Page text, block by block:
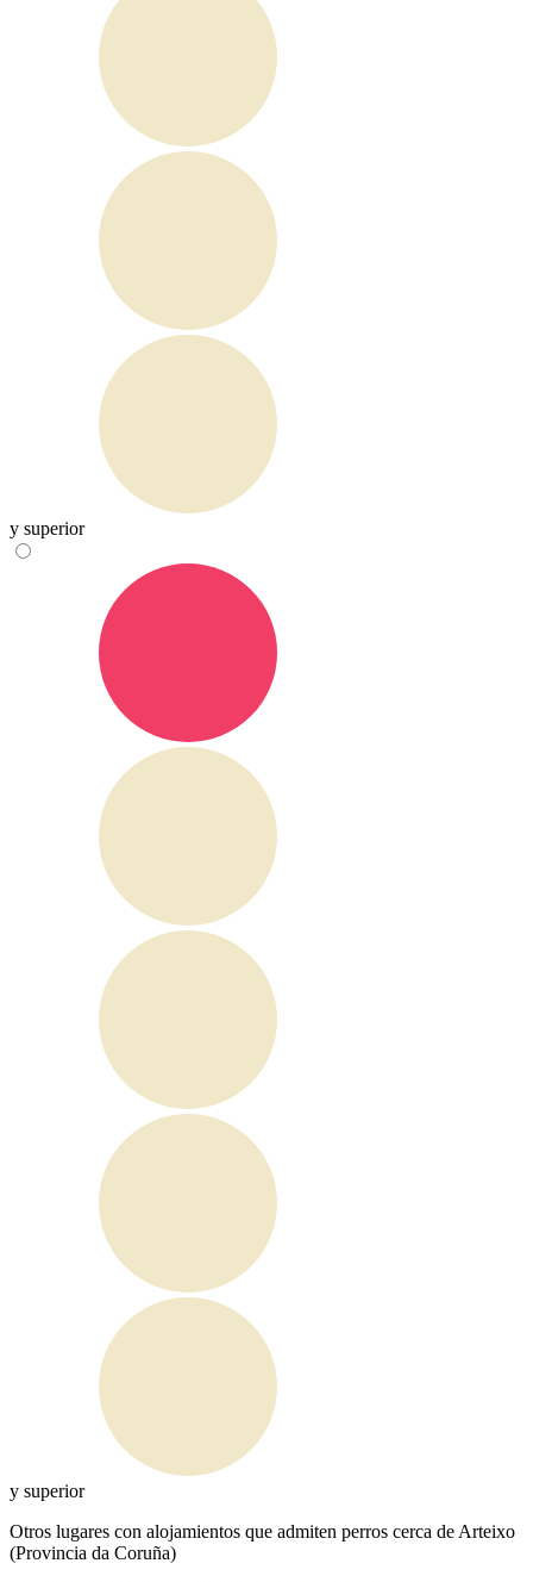
y superior
y superior
Otros lugares con alojamientos que admiten perros cerca de Arteixo
(Provincia da Coruña)